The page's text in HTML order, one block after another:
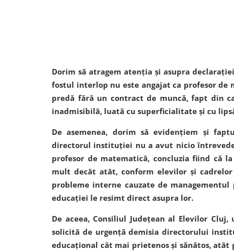
Dorim să atragem atenția și asupra
fostul interlop nu este angajat ca profesor de
predă fără un contract de muncă, fapt din
inadmisibilă, luată cu superficialitate și cu
De asemenea, dorim să evidențiem și
directorul instituției nu a avut nicio
profesor de matematică, concluzia fiind că
mult decât atât, conform elevilor și
probleme interne cauzate de
educației le resimt direct asupra lor.
De aceea, Consiliul Județean al Elevilor
solicită de urgență demisia directorului
educațional cât mai prietenos și sănătos,